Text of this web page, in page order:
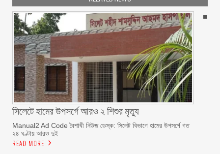
সিলেটে হামের উপসর্গে আরও ২ শিশুর মৃত্যু
Manual2 Ad Code বৈশাখী নিউজ ডেস্ক: সিলেট বিভাগে হামের উপসর্গে গত
২৪ ঘণ্টায় আরও দুই
READ MORE